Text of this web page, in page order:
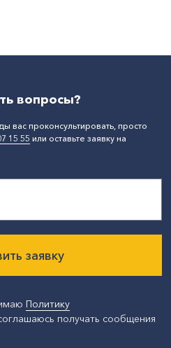
вопросы?
вас проконсультировать, просто
15 55 или оставьте заявку на
заявку
Политику
получать сообщения